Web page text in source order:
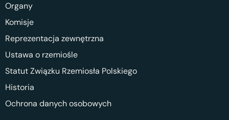
Organy
Komisje
Reprezentacja zewnętrzna
Ustawa o rzemiośle
Statut Związku Rzemiosła Polskiego
Historia
Ochrona danych osobowych